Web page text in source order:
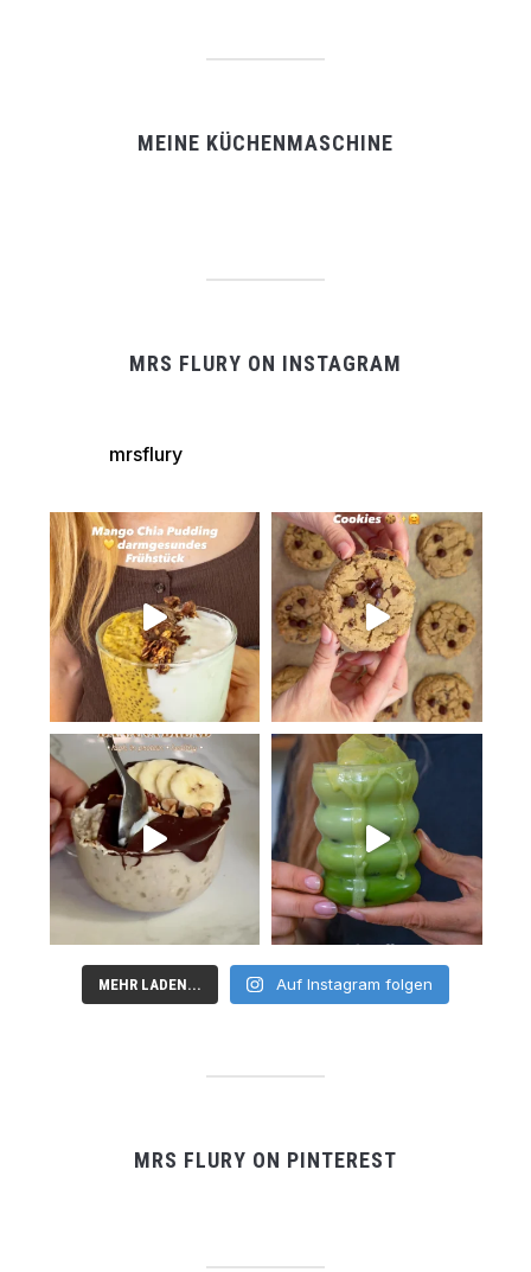
MEINE KÜCHENMASCHINE
MRS FLURY ON INSTAGRAM
mrsflury
MEHR LADEN... Auf Instagram folgen
MRS FLURY ON PINTEREST